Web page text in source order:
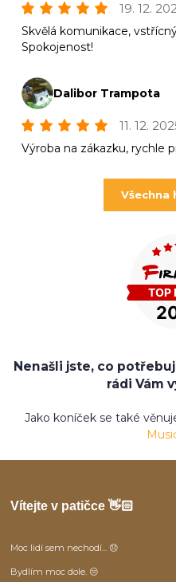
19. 12.
Skvělá komunikace,
Spokojenost!
Dalibor Trampota
11. 12.
Výroba na zákazku, rychle
Všechna
Nenašli jste, co
rádi Vám
Jako koníček se také
Vítejte v patičce 👋🏻
Moc lidí sem nechodí... 😞
Bydlím moc dole. 😒